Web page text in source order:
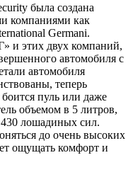
была создана
компаниями как
Germani.
и этих двух компаний,
автомобиля с
автомобиля
теперь
пуль или даже
объемом в 5 литров,
лошадиных сил.
до очень высоких
ощущать комфорт и